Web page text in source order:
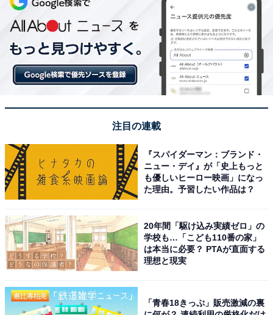
注目の連載
『スパイダーマン：ブランド・
ニュー・デイ』が「史上もっと
も優しいヒーロー映画」になっ
た理由。予習したい作品は？
20年間「駆け込み実績ゼロ」の
学校も…「こども110番の家」
は本当に必要？ PTAが直面する
理想と現実
「青春18きっぷ」販売激減の裏